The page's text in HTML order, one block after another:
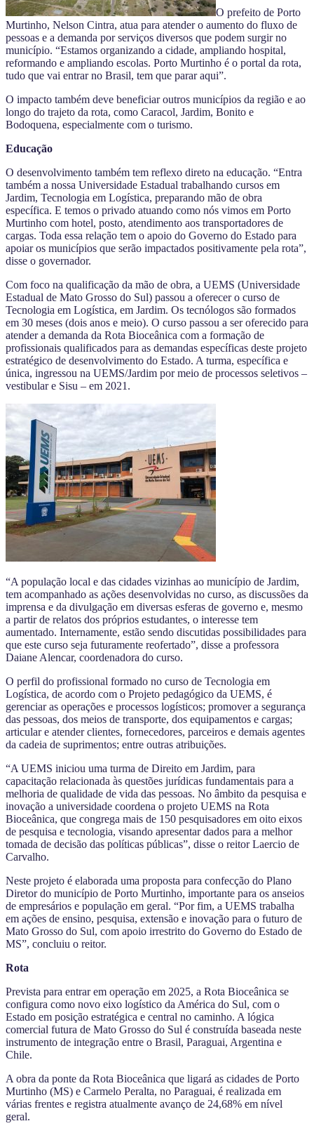
O prefeito de Porto
Murtinho, Nelson Cintra, atua para atender o aumento do fluxo de
pessoas e a demanda por serviços diversos que podem surgir no
município. “Estamos organizando a cidade, ampliando hospital,
reformando e ampliando escolas. Porto Murtinho é o portal da rota,
tudo que vai entrar no Brasil, tem que parar aqui”.
O impacto também deve beneficiar outros municípios da região e ao
longo do trajeto da rota, como Caracol, Jardim, Bonito e
Bodoquena, especialmente com o turismo.
Educação
O desenvolvimento também tem reflexo direto na educação. “Entra
também a nossa Universidade Estadual trabalhando cursos em
Jardim, Tecnologia em Logística, preparando mão de obra
específica. E temos o privado atuando como nós vimos em Porto
Murtinho com hotel, posto, atendimento aos transportadores de
cargas. Toda essa relação tem o apoio do Governo do Estado para
apoiar os municípios que serão impactados positivamente pela rota”,
disse o governador.
Com foco na qualificação da mão de obra, a UEMS (Universidade
Estadual de Mato Grosso do Sul) passou a oferecer o curso de
Tecnologia em Logística, em Jardim. Os tecnólogos são formados
em 30 meses (dois anos e meio). O curso passou a ser oferecido para
atender a demanda da Rota Bioceânica com a formação de
profissionais qualificados para as demandas específicas deste projeto
estratégico de desenvolvimento do Estado. A turma, específica e
única, ingressou na UEMS/Jardim por meio de processos seletivos –
vestibular e Sisu – em 2021.
“A população local e das cidades vizinhas ao município de Jardim,
tem acompanhado as ações desenvolvidas no curso, as discussões da
imprensa e da divulgação em diversas esferas de governo e, mesmo
a partir de relatos dos próprios estudantes, o interesse tem
aumentado. Internamente, estão sendo discutidas possibilidades para
que este curso seja futuramente reofertado”, disse a professora
Daiane Alencar, coordenadora do curso.
O perfil do profissional formado no curso de Tecnologia em
Logística, de acordo com o Projeto pedagógico da UEMS, é
gerenciar as operações e processos logísticos; promover a segurança
das pessoas, dos meios de transporte, dos equipamentos e cargas;
articular e atender clientes, fornecedores, parceiros e demais agentes
da cadeia de suprimentos; entre outras atribuições.
“A UEMS iniciou uma turma de Direito em Jardim, para
capacitação relacionada às questões jurídicas fundamentais para a
melhoria de qualidade de vida das pessoas. No âmbito da pesquisa e
inovação a universidade coordena o projeto UEMS na Rota
Bioceânica, que congrega mais de 150 pesquisadores em oito eixos
de pesquisa e tecnologia, visando apresentar dados para a melhor
tomada de decisão das políticas públicas”, disse o reitor Laercio de
Carvalho.
Neste projeto é elaborada uma proposta para confecção do Plano
Diretor do município de Porto Murtinho, importante para os anseios
de empresários e população em geral. “Por fim, a UEMS trabalha
em ações de ensino, pesquisa, extensão e inovação para o futuro de
Mato Grosso do Sul, com apoio irrestrito do Governo do Estado de
MS”, concluiu o reitor.
Rota
Prevista para entrar em operação em 2025, a Rota Bioceânica se
configura como novo eixo logístico da América do Sul, com o
Estado em posição estratégica e central no caminho. A lógica
comercial futura de Mato Grosso do Sul é construída baseada neste
instrumento de integração entre o Brasil, Paraguai, Argentina e
Chile.
A obra da ponte da Rota Bioceânica que ligará as cidades de Porto
Murtinho (MS) e Carmelo Peralta, no Paraguai, é realizada em
várias frentes e registra atualmente avanço de 24,68% em nível
geral.